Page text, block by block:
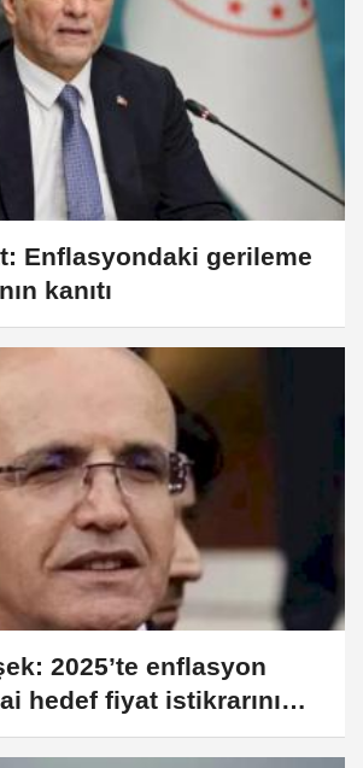
Enflasyondaki gerileme
kanıtı
2025’te enflasyon
hedef fiyat istikrarını